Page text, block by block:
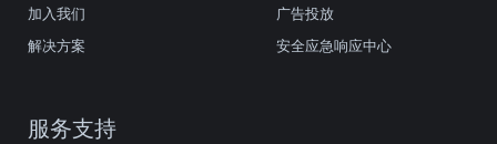
加入我们
解决方案
广告投放
安全应急响应中心
服务支持